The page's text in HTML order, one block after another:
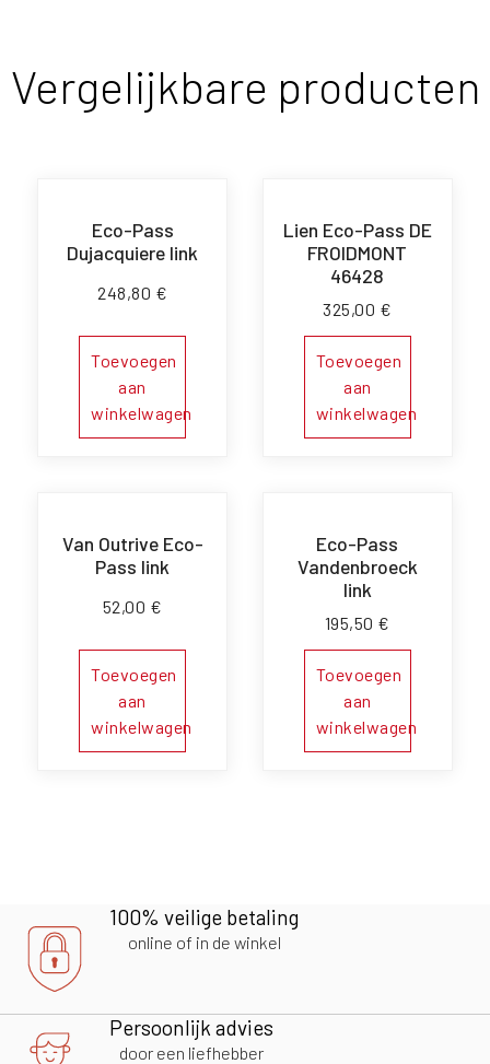
Vergelijkbare producten
Eco-Pass
Dujacquiere link
248,80 €
Toevoegen
aan
winkelwagen
Lien Eco-Pass DE
FROIDMONT
46428
325,00 €
Toevoegen
aan
winkelwagen
Van Outrive Eco-
Pass link
52,00 €
Toevoegen
aan
winkelwagen
Eco-Pass
Vandenbroeck
link
195,50 €
Toevoegen
aan
winkelwagen
100% veilige betaling
online of in de winkel
Persoonlijk advies
door een liefhebber